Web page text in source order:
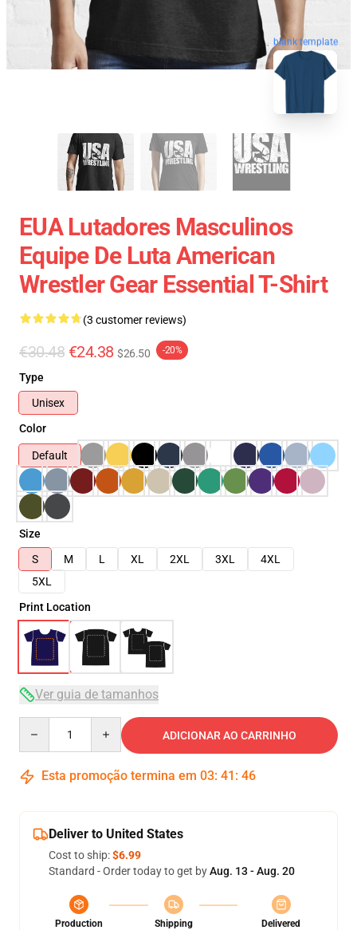
blank template
EUA Lutadores Masculinos
Equipe De Luta American
Wrestler Gear Essential T-Shirt
(3 customer reviews)
€30.48 €24.38 $26.50 -20%
Type
Unisex
Color
Default
Size
S
M L XL 2XL 3XL
4XL
5XL
Print Location
Ver guia de tamanhos
ADICIONAR AO CARRINHO
Esta promoção termina em 03: 41 : 45
Deliver to United States
Cost to ship:$6.99
Standard - Order today to get byAug. 13 - Aug. 20
Production
Shipping
Delivered